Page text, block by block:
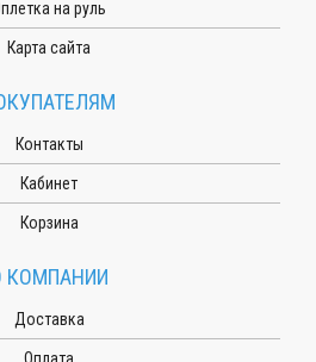
на руль
Карта сайта
Контакты
Кабинет
Корзина
КОМПАНИИ
Доставка
Оплата